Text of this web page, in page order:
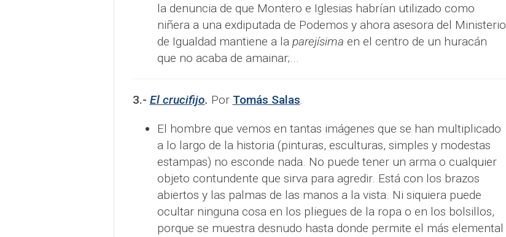
la denuncia de que Montero e Iglesias habrían utilizado como
niñera a una exdiputada de Podemos y ahora asesora del Ministerio
de Igualdad mantiene a la parejísima en el centro de un huracán
que no acaba de amainar;...
3.- El crucifijo. Por Tomás Salas.
El hombre que vemos en tantas imágenes que se han multiplicado
a lo largo de la historia (pinturas, esculturas, simples y modestas
estampas) no esconde nada. No puede tener un arma o cualquier
objeto contundente que sirva para agredir. Está con los brazos
abiertos y las palmas de las manos a la vista. Ni siquiera puede
ocultar ninguna cosa en los pliegues de la ropa o en los bolsillos,
porque se muestra desnudo hasta donde permite el más elemental